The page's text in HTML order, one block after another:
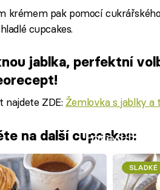
krémem pak pomocí
cupcakes.
jablka, perfektní
najdete ZDE: Žemlovka s jablky a
Failed to
na další cupcakes:
SLADKÉ